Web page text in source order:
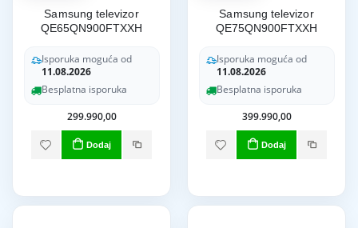
Samsung televizor
QE65QN900FTXXH
Isporuka moguća od
11.08.2026
Besplatna isporuka
299.990,00
Dodaj
Samsung televizor
QE75QN900FTXXH
Isporuka moguća od
11.08.2026
Besplatna isporuka
399.990,00
Dodaj